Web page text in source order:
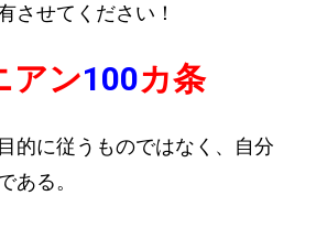
させてください！
アン100カ条
的に従うものではなく、自分
ある。